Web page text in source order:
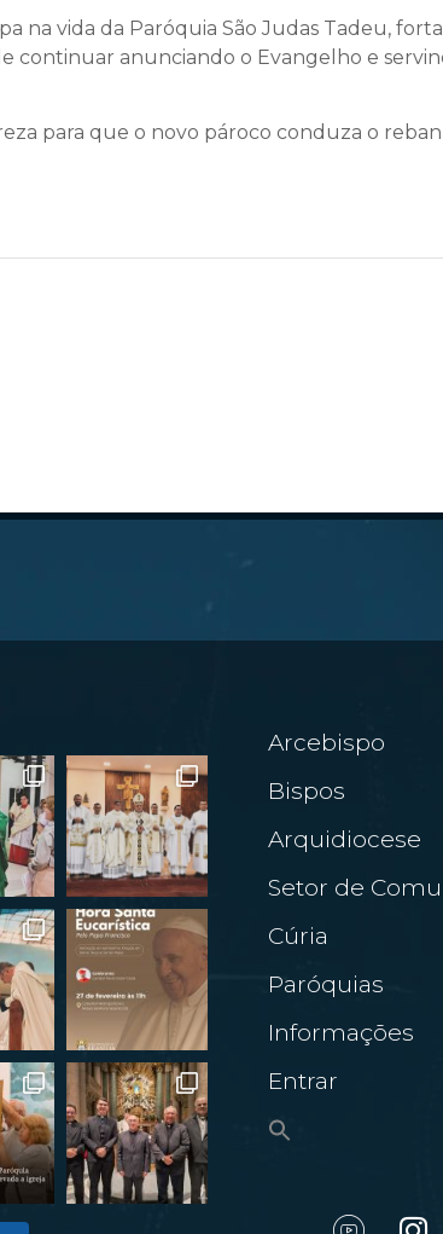
na vida da Paróquia São Judas Tadeu,
continuar anunciando o Evangelho e
para que o novo pároco conduza o
Arcebispo
Bispos
Arquidiocese
Setor de
Cúria
Paróquias
Informações
Entrar